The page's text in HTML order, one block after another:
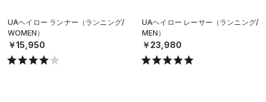
UAヘイロー ランナー（ランニング/
WOMEN）
￥15,950
UAヘイロー レーサー（ランニング/
MEN）
￥23,980